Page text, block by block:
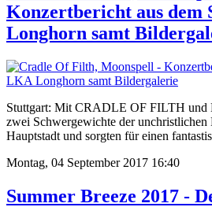
Konzertbericht aus
Longhorn samt
Stuttgart: Mit CRADLE OF FILTH und
zwei Schwergewichte der unchristlichen
Hauptstadt und sorgten für einen
Montag, 04 September 2017 16:40
Summer Breeze 2017 -